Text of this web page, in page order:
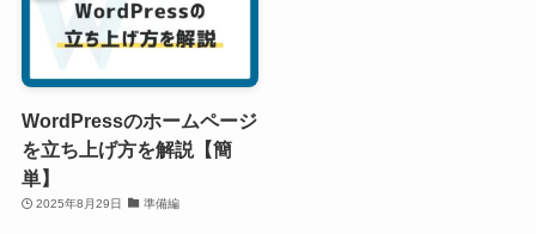
WordPressのホームページ
を立ち上げ方を解説【簡
単】
2025年8月29日 準備編